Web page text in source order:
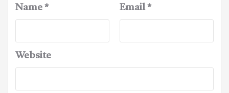
Name * Email*
Website